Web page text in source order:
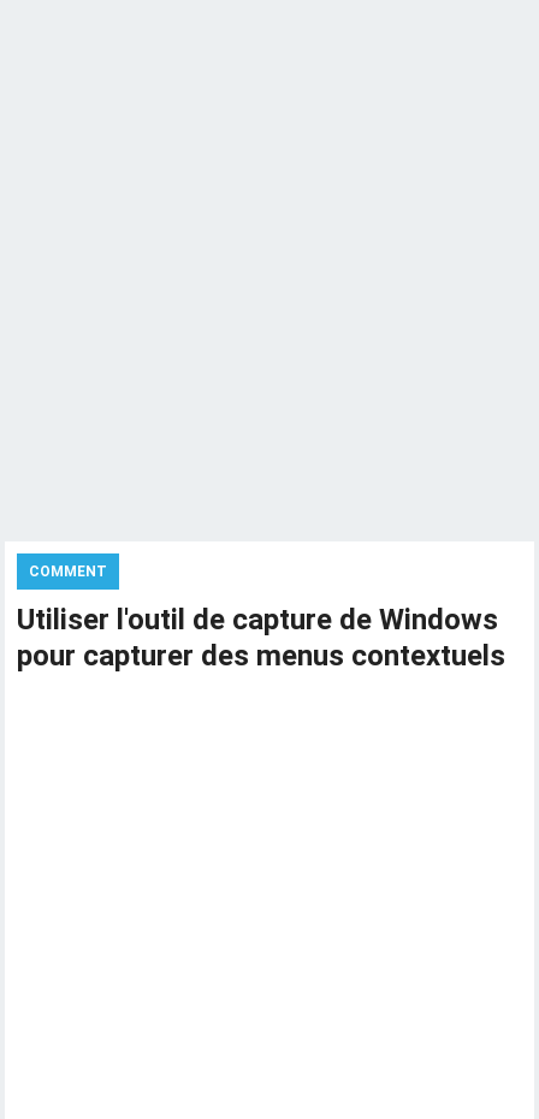
COMMENT
Utiliser l'outil de capture de Windows
pour capturer des menus contextuels